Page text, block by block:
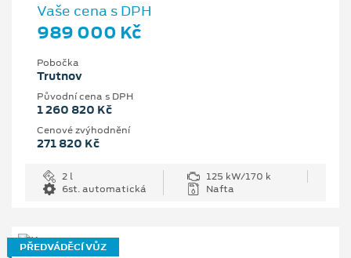
Vaše cena s DPH
989 000 Kč
Pobočka
Trutnov
Původní cena s DPH
1 260 820 Kč
Cenové zvýhodnění
271 820 Kč
2 l
125 kW/170 k
6st. automatická
Nafta
PŘEDVÁDĚCÍ VŮZ